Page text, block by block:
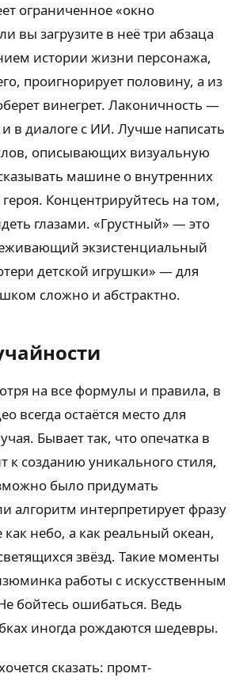
ограниченное «окно
вы загрузите в неё три абзаца
истории жизни персонажа,
проигнорирует половину, а из
винегрет. Лаконичность —
и в диалоге с ИИ. Лучше написать
описывающих визуальную
машине о внутренних
Концентрируйтесь на том,
глазами. «Грустный» — это
экзистенциальный
детской игрушки» — для
сложно и абстрактно.
на все формулы и правила, в
всегда остаётся место для
Бывает так, что опечатка в
к созданию уникального стиля,
было придумать
алгоритм интерпретирует фразу
как небо, а как реальный океан,
звёзд. Такие моменты
работы с искусственным
бойтесь ошибаться. Ведь
иногда рождаются шедевры.
сказать: промт-